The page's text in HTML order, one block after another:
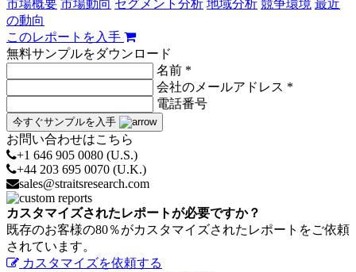
市場概要 市場動向 セグメント分析 地域分析 競争環境 最近
の動向
このレポートを入手
無料サンプルをダウンロード
名前 *
会社のメールアドレス *
電話番号
今すぐサンプルを入手
お問い合わせはこちら
+1 646 905 0080 (U.S.)
+44 203 695 0070 (U.K.)
sales@straitsresearch.com
カスタマイズされたレポートが必要ですか？
既存のお客様の80％がカスタマイズされたレポートをご依頼
されています。
カスタマイズを依頼する